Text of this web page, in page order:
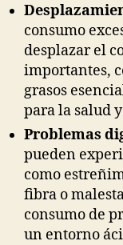
consumo
desplazar el
importantes,
grasos
para la salud
Problemas
pueden
como
fibra o
consumo de
un entorno